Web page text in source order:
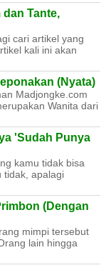
Tante,
cari artikel yang
kali ini akan
(Nyata)
Madjongke.com
Wanita dari
'Sudah Punya
kamu tidak bisa
tidak, apalagi
(Dengan
mimpi tersebut
lain hingga